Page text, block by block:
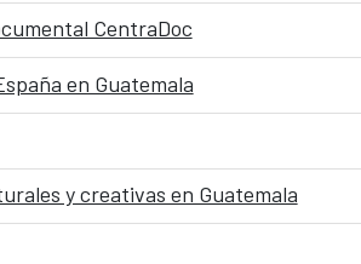
CentraDoc
en Guatemala
y creativas en Guatemala